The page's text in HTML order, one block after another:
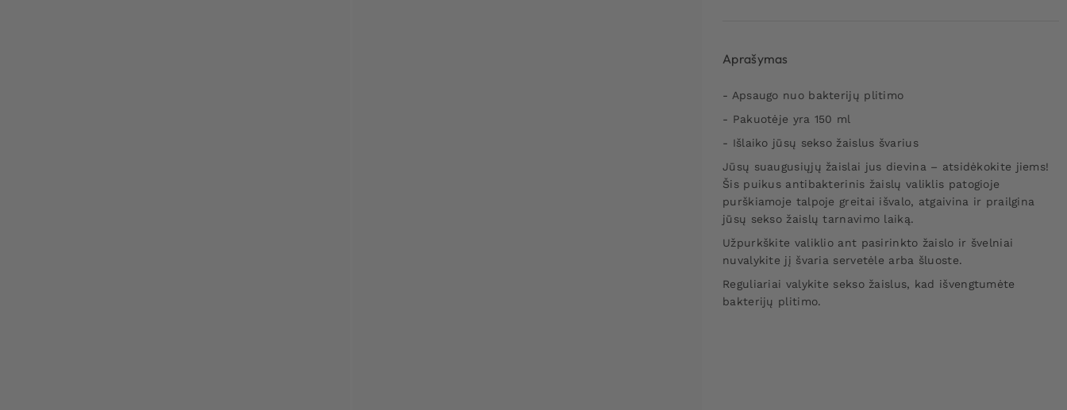
Aprašymas
- Apsaugo nuo bakterijų plitimo
- Pakuotėje yra 150 ml
- Išlaiko jūsų sekso žaislus švarius
Jūsų suaugusiųjų žaislai jus dievina – atsidėkokite jiems!
Šis puikus antibakterinis žaislų valiklis patogioje
purškiamoje talpoje greitai išvalo, atgaivina ir prailgina
jūsų sekso žaislų tarnavimo laiką.
Užpurkškite valiklio ant pasirinkto žaislo ir švelniai
nuvalykite jį švaria servetėle arba šluoste.
Reguliariai valykite sekso žaislus, kad išvengtumėte
bakterijų plitimo.